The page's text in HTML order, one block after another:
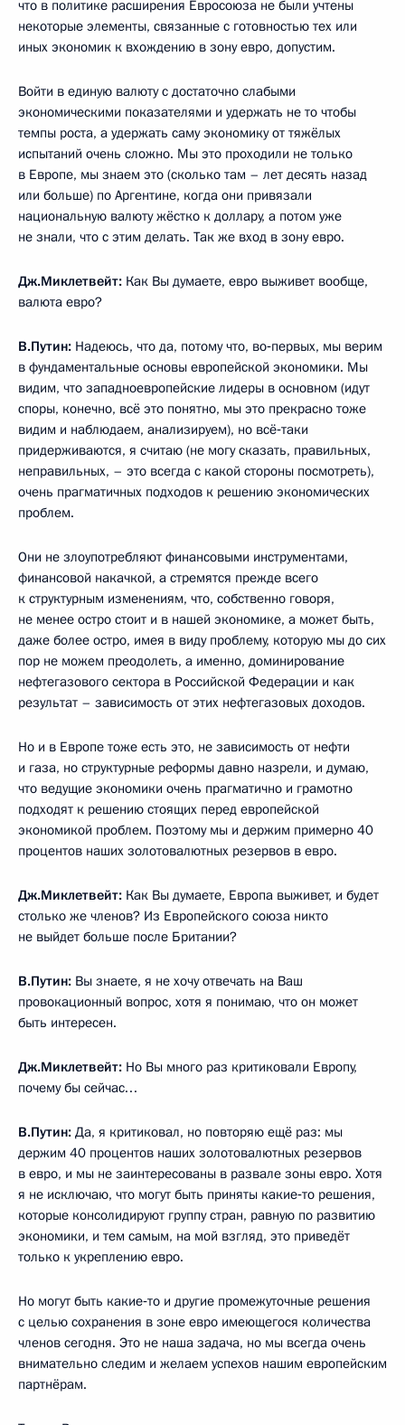
что в политике расширения Евросоюза не были учтены
некоторые элементы, связанные с готовностью тех или
иных экономик к вхождению в зону евро, допустим.
Войти в единую валюту с достаточно слабыми
экономическими показателями и удержать не то чтобы
темпы роста, а удержать саму экономику от тяжёлых
испытаний очень сложно. Мы это проходили не только
в Европе, мы знаем это (сколько там – лет десять назад
или больше) по Аргентине, когда они привязали
национальную валюту жёстко к доллару, а потом уже
не знали, что с этим делать. Так же вход в зону евро.
Дж.Миклетвейт: Как Вы думаете, евро выживет вообще,
валюта евро?
В.Путин: Надеюсь, что да, потому что, во‑первых, мы верим
в фундаментальные основы европейской экономики. Мы
видим, что западноевропейские лидеры в основном (идут
споры, конечно, всё это понятно, мы это прекрасно тоже
видим и наблюдаем, анализируем), но всё‑таки
придерживаются, я считаю (не могу сказать, правильных,
неправильных, – это всегда с какой стороны посмотреть),
очень прагматичных подходов к решению экономических
проблем.
Они не злоупотребляют финансовыми инструментами,
финансовой накачкой, а стремятся прежде всего
к структурным изменениям, что, собственно говоря,
не менее остро стоит и в нашей экономике, а может быть,
даже более остро, имея в виду проблему, которую мы до сих
пор не можем преодолеть, а именно, доминирование
нефтегазового сектора в Российской Федерации и как
результат – зависимость от этих нефтегазовых доходов.
Но и в Европе тоже есть это, не зависимость от нефти
и газа, но структурные реформы давно назрели, и думаю,
что ведущие экономики очень прагматично и грамотно
подходят к решению стоящих перед европейской
экономикой проблем. Поэтому мы и держим примерно 40
процентов наших золотовалютных резервов в евро.
Дж.Миклетвейт: Как Вы думаете, Европа выживет, и будет
столько же членов? Из Европейского союза никто
не выйдет больше после Британии?
В.Путин: Вы знаете, я не хочу отвечать на Ваш
провокационный вопрос, хотя я понимаю, что он может
быть интересен.
Дж.Миклетвейт: Но Вы много раз критиковали Европу,
почему бы сейчас…
В.Путин: Да, я критиковал, но повторяю ещё раз: мы
держим 40 процентов наших золотовалютных резервов
в евро, и мы не заинтересованы в развале зоны евро. Хотя
я не исключаю, что могут быть приняты какие‑то решения,
которые консолидируют группу стран, равную по развитию
экономики, и тем самым, на мой взгляд, это приведёт
только к укреплению евро.
Но могут быть какие‑то и другие промежуточные решения
с целью сохранения в зоне евро имеющегося количества
членов сегодня. Это не наша задача, но мы всегда очень
внимательно следим и желаем успехов нашим европейским
партнёрам.